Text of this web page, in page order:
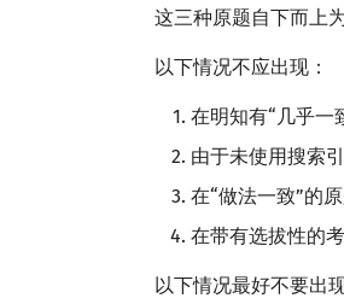
这三种原题自下而上
以下情况不应出现：
在明知有“几乎一
由于未使用搜索
在“做法一致”的
在带有选拔性的
以下情况最好不要出现